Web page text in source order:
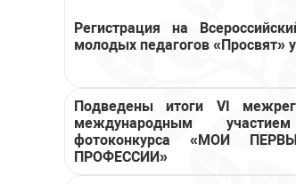
Регистрация на
молодых педагогов «Просвят»
Подведены итоги VI
международным
фотоконкурса «МОИ
ПРОФЕССИИ»